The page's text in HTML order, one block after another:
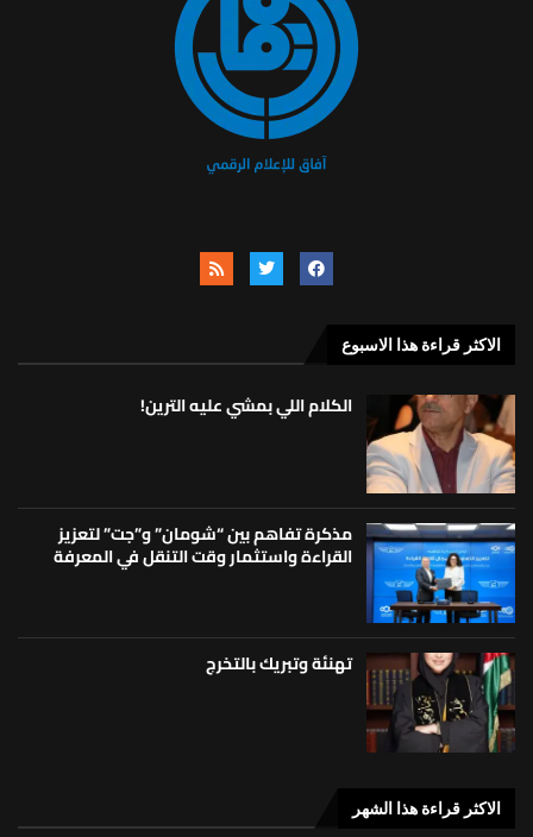
الاكثر قراءة هذا الاسبوع
الكلام اللي بمشي عليه الترين!
مذكرة تفاهم بين “شومان” و”جت” لتعزيز
القراءة واستثمار وقت التنقل في المعرفة
تهنئة وتبريك بالتخرج
الاكثر قراءة هذا الشهر